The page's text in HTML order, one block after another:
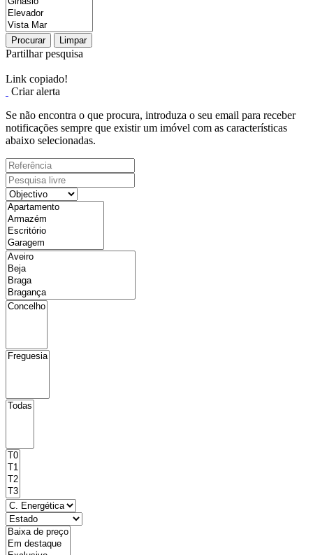
Procurar Limpar
Partilhar pesquisa
Link copiado!
Criar alerta
Se não encontra o que procura, introduza o seu email para receber
notificações sempre que existir um imóvel com as características
abaixo selecionadas.